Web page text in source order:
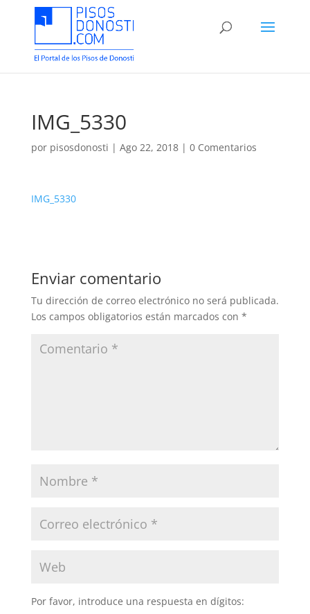
IMG_5330
por pisosdonosti | Ago 22, 2018| 0 Comentarios
IMG_5330
Enviar comentario
Tu dirección de correo electrónico no será publicada.
Los campos obligatorios están marcados con *
Por favor, introduce una respuesta en dígitos: